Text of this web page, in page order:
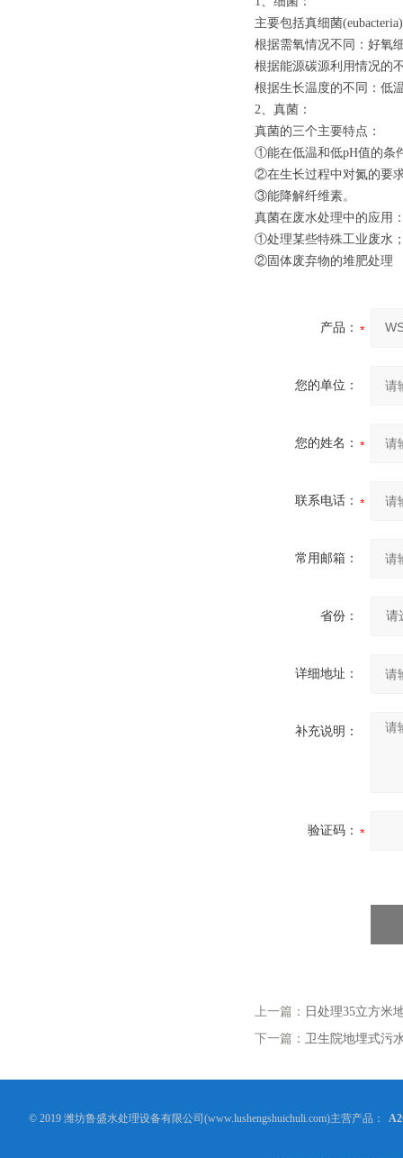
主要包括真细菌
根据需氧情况不同：好氧
根据能源碳源利用情况
根据生长温度的不同：低温
2、真菌：
真菌的三个主要特点：
①能在低温和低pH值的条
②在生长过程中对氮的要
③能降解纤维素。
真菌在废水处理中的应用
①处理某些特殊工业废水
②固体废弃物的堆肥处理
产品：
您的单位：
您的姓名：
联系电话：
常用邮箱：
省份：
详细地址：
补充说明：
验证码：
上一篇： 日处理35立方米
下一篇： 卫生院地埋式污
© 2019 潍坊鲁盛水处理设备有限公司(www.lushengshuichuli.com)主营产品：